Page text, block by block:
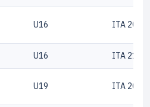
U16 ITA
U16 ITA
U19 ITA